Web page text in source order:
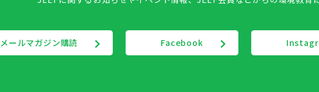
メールマガジン購読 Facebook